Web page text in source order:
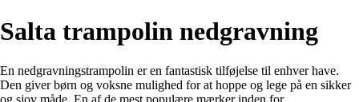
Salta trampolin nedgravning
En nedgravningstrampolin er en fantastisk tilføjelse til enhver have.
Den giver børn og voksne mulighed for at hoppe og lege på en sikker
og sjov måde. En af de mest populære mærker inden for